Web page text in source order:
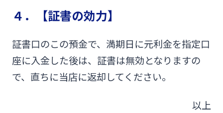
４．【証書の効力】
証書口のこの預金で、満期日に元利金を指定口
座に入金した後は、証書は無効となりますの
で、直ちに当店に返却してください。
以上